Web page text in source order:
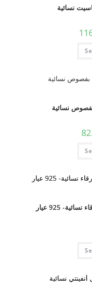
نسائية
نسائية
925 عيار